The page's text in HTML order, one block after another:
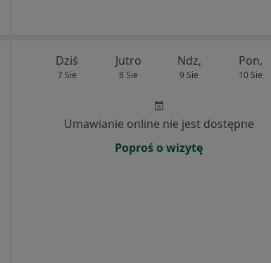
Dziś
7 Sie
Jutro
8 Sie
Ndz,
9 Sie
Pon,
10 Sie
Umawianie online nie jest dostępne
Poproś o wizytę